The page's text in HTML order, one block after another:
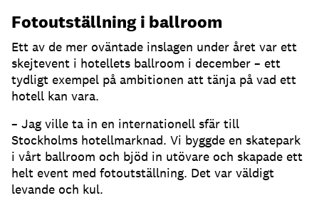
Fotoutställning i ballroom
Ett av de mer oväntade inslagen under året var ett
skejtevent i hotellets ballroom i december – ett
tydligt exempel på ambitionen att tänja på vad ett
hotell kan vara.
– Jag ville ta in en internationell sfär till
Stockholms hotellmarknad. Vi byggde en skatepark
i vårt ballroom och bjöd in utövare och skapade ett
helt event med fotoutställning. Det var väldigt
levande och kul.